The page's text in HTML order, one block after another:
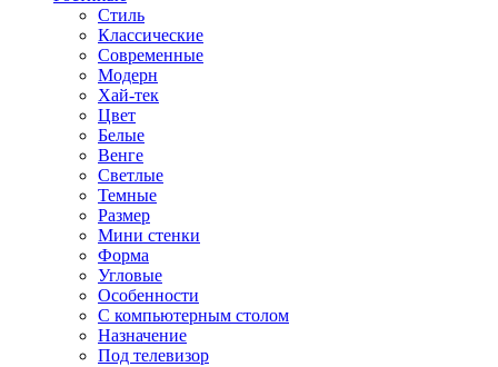
Стиль
Классические
Современные
Модерн
Хай-тек
Цвет
Белые
Венге
Светлые
Темные
Размер
Мини стенки
Форма
Угловые
Особенности
С компьютерным столом
Назначение
Под телевизор